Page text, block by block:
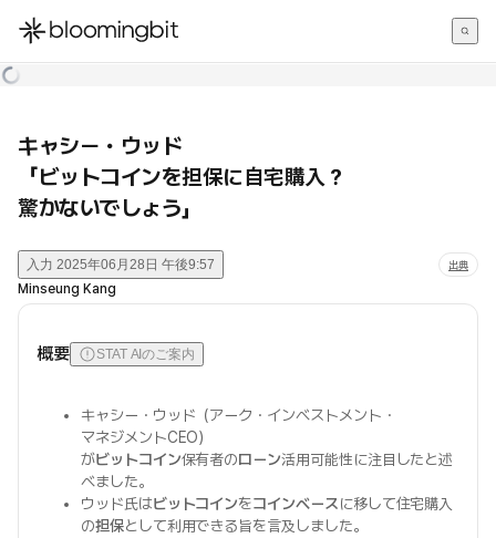
한국어
キャシー・ウッド
「ビットコインを担保に自宅購入？
驚かないでしょう」
入力 2025年06月28日 午後9:57 出典
Minseung Kang
概要 STAT AIのご案内
キャシー・ウッド（アーク・インベストメント・
マネジメントCEO）
がビットコイン保有者のローン活用可能性に注目したと述
べました。
ウッド氏はビットコインをコインベースに移して住宅購入
の担保として利用できる旨を言及しました。